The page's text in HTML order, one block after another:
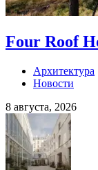
Four Roof
Архитектура
Новости
8 августа, 2026